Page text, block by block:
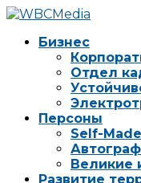
Бизнес
Отдел
Персоны
Self-Made
Автограф
Великие
Развитие